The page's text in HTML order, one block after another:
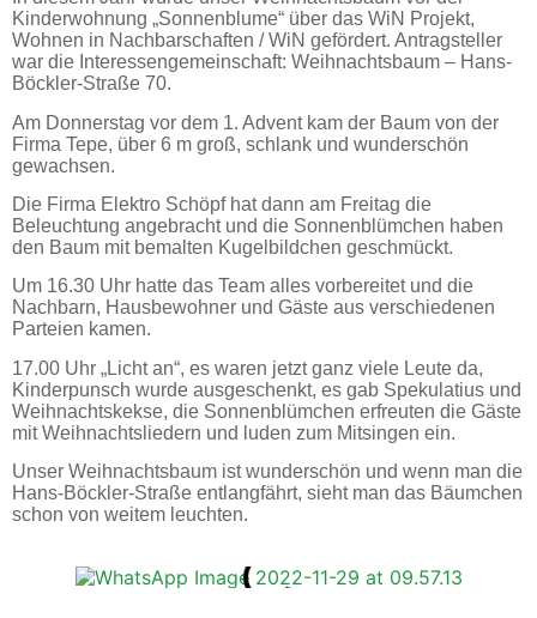
in Bremerhaven, Stadtteil Leherheide
Kinderwohnung „Sonnenblume“ über das WiN Projekt,
Wohnen in Nachbarschaften / WiN gefördert. Antragsteller
war die Interessengemeinschaft: Weihnachtsbaum – Hans-
Böckler-Straße 70.
Am Donnerstag vor dem 1. Advent kam der Baum von der
Firma Tepe, über 6 m groß, schlank und wunderschön
gewachsen.
Die Firma Elektro Schöpf hat dann am Freitag die
Beleuchtung angebracht und die Sonnenblümchen haben
den Baum mit bemalten Kugelbildchen geschmückt.
Um 16.30 Uhr hatte das Team alles vorbereitet und die
Nachbarn, Hausbewohner und Gäste aus verschiedenen
Parteien kamen.
17.00 Uhr „Licht an“, es waren jetzt ganz viele Leute da,
Kinderpunsch wurde ausgeschenkt, es gab Spekulatius und
Weihnachtskekse, die Sonnenblümchen erfreuten die Gäste
mit Weihnachtsliedern und luden zum Mitsingen ein.
Unser Weihnachtsbaum ist wunderschön und wenn man die
Hans-Böckler-Straße entlangfährt, sieht man das Bäumchen
schon von weitem leuchten.